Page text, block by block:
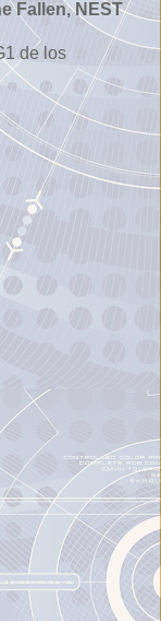
Fallen, NEST
de los